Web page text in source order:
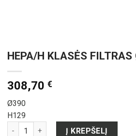
HEPA/H KLASĖS
308,70 €
Ø390
H129
produkto kiekis: HEPA/H KLASĖS
Į KREPŠELĮ